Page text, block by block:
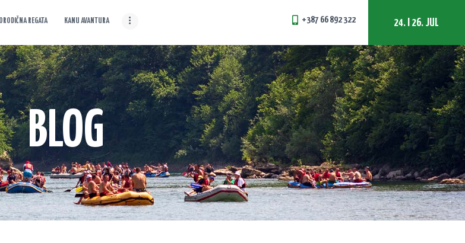
REGATA KANU AVANTURA 24. I 26. JUL
+387 66 892 322
BLOG
Avantura
Gdje nastaje Drina, počinje avantura
REGATA
AVANTURA
GALERIJA